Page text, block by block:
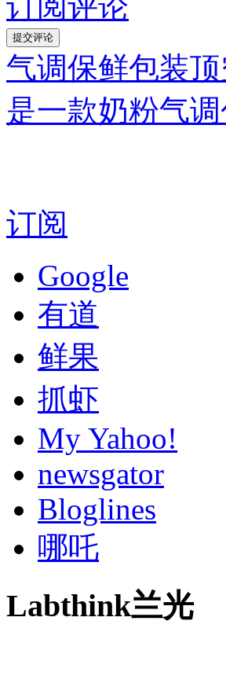
气调保鲜包装
是一款奶粉气
订阅
Google
有道
鲜果
抓虾
My Yahoo!
newsgator
Bloglines
哪吒
Labthink兰光